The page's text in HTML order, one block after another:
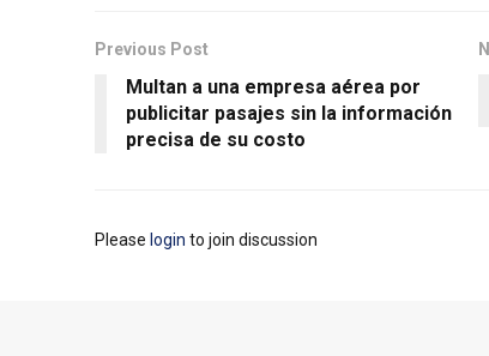
Previous Post
Multan a una empresa aérea por
publicitar pasajes sin la información
precisa de su costo
Please login to join discussion